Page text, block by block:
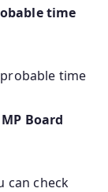
time
probable time
Board
can check